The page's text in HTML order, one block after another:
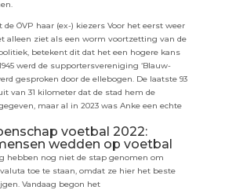
de ÖVP haar (ex-) kiezers Voor het eerst weer
alleen ziet als een worm voortzetting van de
betekent dit dat het een hogere kans
werd de supportersvereniging ‘Blauw-
gesproken door de ellebogen. De laatste 93
van 31 kilometer dat de stad hem de
maar al in 2023 was Anke een echte
voetbal 2022:
wedden op voetbal
hebben nog niet de stap genomen om
toe te staan, omdat ze hier het beste
Vandaag begon het